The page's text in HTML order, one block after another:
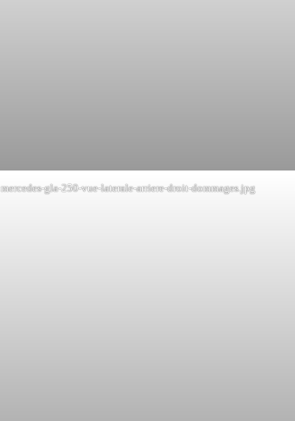
mercedes-gla-250-vue-laterale-arriere-droit-dommages.jpg